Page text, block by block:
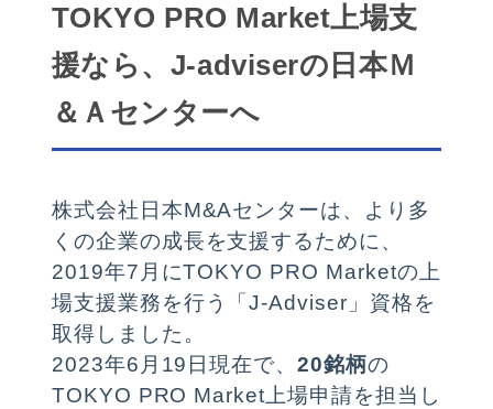
TOKYO PRO Market上場支
援なら、J-adviserの日本Ｍ
＆Ａセンターへ
株式会社日本M&Aセンターは、より多
くの企業の成長を支援するために、
2019年7月にTOKYO PRO Marketの上
場支援業務を行う「J-Adviser」資格を
取得しました。
2023年6月19日現在で、20銘柄の
TOKYO PRO Market上場申請を担当し